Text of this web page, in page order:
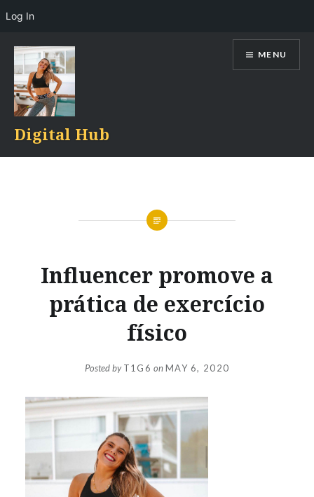
content
Digital Hub
MENU
Influencer promove a
prática de exercício
físico
Posted byT1G6 onMAY 6, 2020
Log In